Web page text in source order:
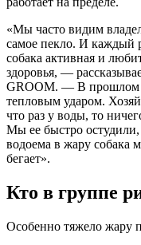
«Мы часто видим
самое пекло. И каждый
собака активная и
здоровья, —
GROOM. — В прошлом
тепловым ударом.
что раз у воды, то
Мы ее быстро остудили,
водоема в жару собака
бегает».
Кто в группе
Особенно тяжело жару